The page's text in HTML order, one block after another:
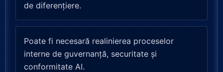
de diferențiere.
Poate fi necesară realinierea proceselor
interne de guvernanță, securitate și
conformitate AI.